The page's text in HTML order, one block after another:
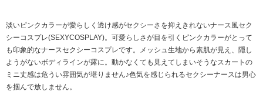
淡いピンクカラーが愛らしく透け感がセクシーさを抑えきれないナース風セク
シーコスプレ(SEXYCOSPLAY)。可愛らしさが目を引くピンクカラーがとって
も印象的なナースセクシーコスプレです。メッシュ生地から素肌が見え、隠し
ようがないボディラインが露に。動かなくても見えてしまいそうなスカートの
ミニ丈感は危うい雰囲気が堪りません♪色気を感じられるセクシーナースは男心
を掴んで放しません。